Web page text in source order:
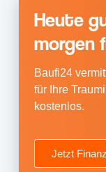
Heute
morgen
Baufi24
für Ihre
kostenlos.
Jetzt